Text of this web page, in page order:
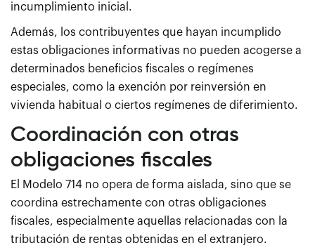
incumplimiento inicial.
Además, los contribuyentes que hayan incumplido
estas obligaciones informativas no pueden acogerse a
determinados beneficios fiscales o regímenes
especiales, como la exención por reinversión en
vivienda habitual o ciertos regímenes de diferimiento.
Coordinación con otras
obligaciones fiscales
El Modelo 714 no opera de forma aislada, sino que se
coordina estrechamente con otras obligaciones
fiscales, especialmente aquellas relacionadas con la
tributación de rentas obtenidas en el extranjero.